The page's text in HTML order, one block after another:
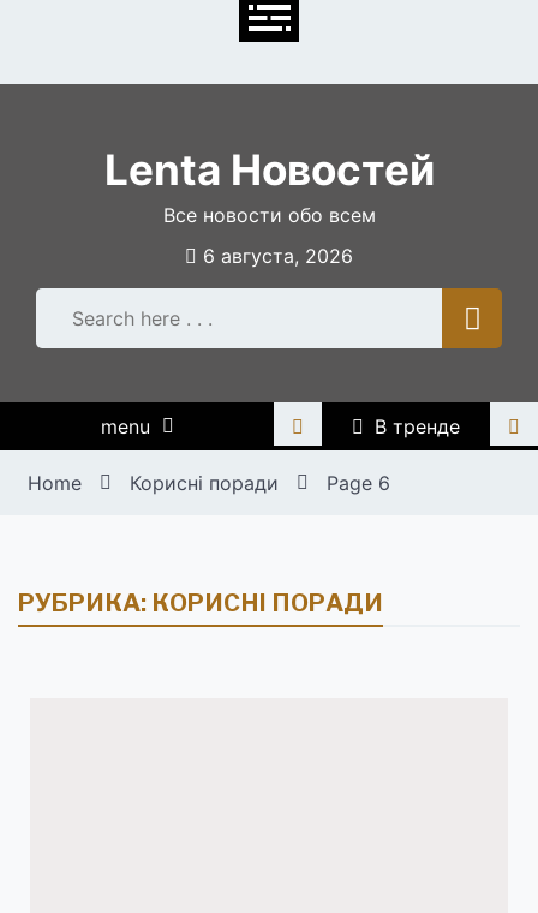
Lenta Новостей
Все новости обо всем
6 августа, 2026
menu В тренде
Home Корисні поради Page 6
РУБРИКА: КОРИСНІ ПОРАДИ